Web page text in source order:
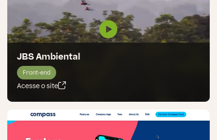
JBS Ambiental
Front-end
Acesse o site